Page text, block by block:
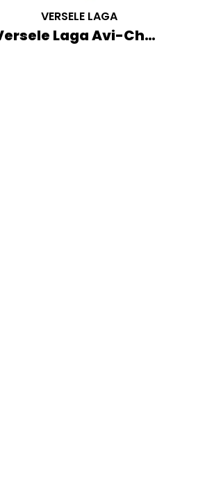
VERSELE LAGA
Versele Laga Avi-Chol Karaciğer Koruyucu Güçlendirici 250 ML